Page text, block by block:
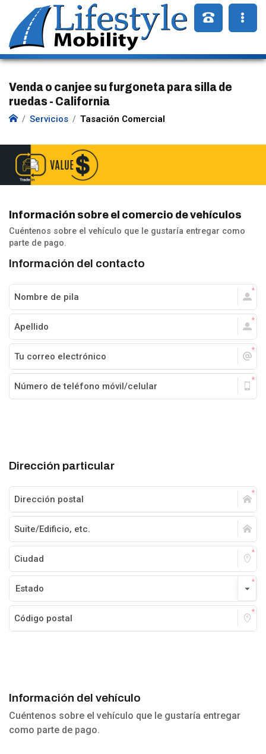
Venda o canjee su furgoneta para silla de
ruedas - California
Servicios Tasación Comercial
Información sobre el comercio de vehículos
Cuéntenos sobre el vehículo que le gustaría entregar como
parte de pago.
Información del contacto
Dirección particular
Información del vehículo
Cuéntenos sobre el vehículo que le gustaría entregar
como parte de pago.